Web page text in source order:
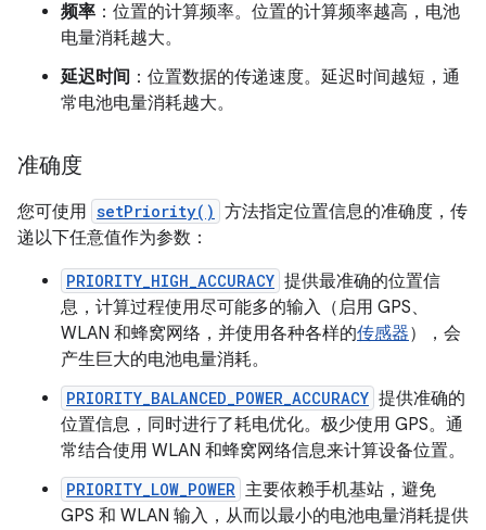
频率 ：位置的计算频率。位置的计算频率越高，电池
电量消耗越大。
延迟时间 ：位置数据的传递速度。延迟时间越短，通
常电池电量消耗越大。
准确度
您可使用 setPriority() 方法指定位置信息的准确度，传
递以下任意值作为参数：
PRIORITY_HIGH_ACCURACY 提供最准确的位置信
息，计算过程使用尽可能多的输入（启用 GPS、
WLAN 和蜂窝网络，并使用各种各样的传感器），会
产生巨大的电池电量消耗。
PRIORITY_BALANCED_POWER_ACCURACY 提供准确的
位置信息，同时进行了耗电优化。极少使用 GPS。通
常结合使用 WLAN 和蜂窝网络信息来计算设备位置。
PRIORITY_LOW_POWER 主要依赖手机基站，避免
GPS 和 WLAN 输入，从而以最小的电池电量消耗提供